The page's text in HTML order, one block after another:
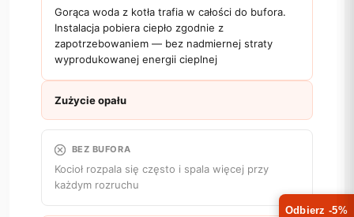
Gorąca woda z kotła trafia w całości do bufora.
Instalacja pobiera ciepło zgodnie z
zapotrzebowaniem — bez nadmiernej straty
wyprodukowanej energii cieplnej
Zużycie opału
BEZ BUFORA
Kocioł rozpala się często i spala więcej przy
każdym rozruchu
Odbierz -5%